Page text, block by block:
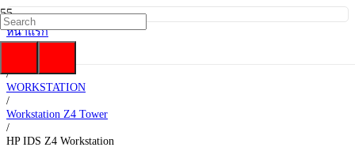
หน้าแรก
/
/
WORKSTATION
/
Workstation Z4 Tower
/
HP IDS Z4 Workstation